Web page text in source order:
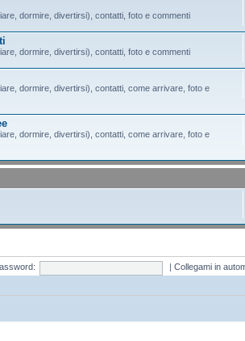
dormire, divertirsi), contatti, foto e commenti
dormire, divertirsi), contatti, foto e commenti
dormire, divertirsi), contatti, come arrivare, foto e
dormire, divertirsi), contatti, come arrivare, foto e
Collegami in